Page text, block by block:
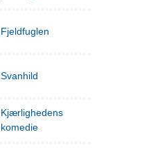
Fjeldfuglen
Svanhild
Kjærlighedens
komedie